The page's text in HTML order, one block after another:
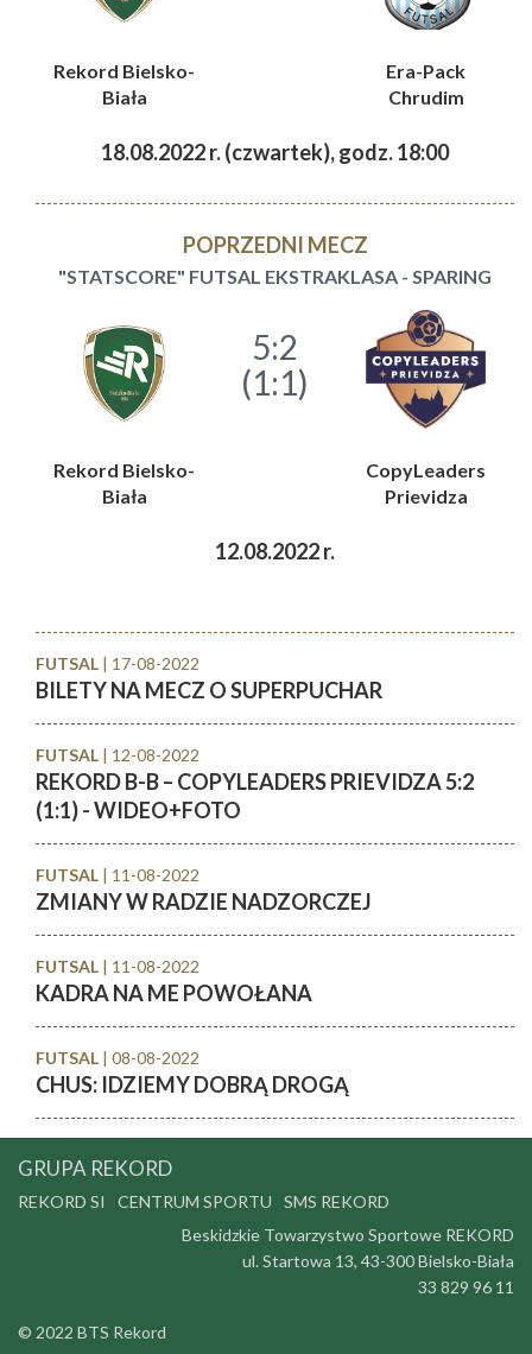
Rekord Bielsko-
Biała
Era-Pack
Chrudim
18.08.2022 r. (czwartek), godz. 18:00
POPRZEDNI MECZ
"STATSCORE" FUTSAL EKSTRAKLASA - SPARING
5:2
(1:1)
Rekord Bielsko-
Biała
CopyLeaders
Prievidza
12.08.2022 r.
FUTSAL | 17-08-2022
BILETY NA MECZ O SUPERPUCHAR
FUTSAL | 12-08-2022
REKORD B-B – COPYLEADERS PRIEVIDZA 5:2
(1:1) - WIDEO+FOTO
FUTSAL | 11-08-2022
ZMIANY W RADZIE NADZORCZEJ
FUTSAL | 11-08-2022
KADRA NA ME POWOŁANA
FUTSAL | 08-08-2022
CHUS: IDZIEMY DOBRĄ DROGĄ
GRUPA REKORD
REKORD SI CENTRUM SPORTU
SMS REKORD
Beskidzkie Towarzystwo Sportowe REKORD
ul. Startowa 13, 43-300 Bielsko-Biała
33 829 96 11
© 2022 BTS Rekord